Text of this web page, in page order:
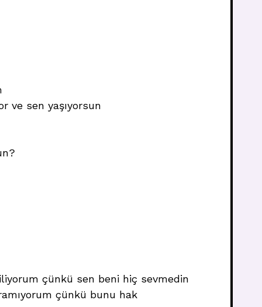
ve sen yaşıyorsun
çünkü sen beni hiç sevmedin
çünkü bunu hak